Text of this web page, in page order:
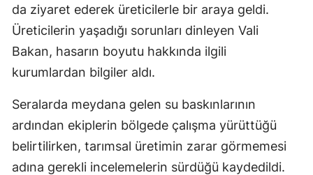
da ziyaret ederek üreticilerle bir araya geldi.
Üreticilerin yaşadığı sorunları dinleyen Vali
Bakan, hasarın boyutu hakkında ilgili
kurumlardan bilgiler aldı.
Seralarda meydana gelen su baskınlarının
ardından ekiplerin bölgede çalışma yürüttüğü
belirtilirken, tarımsal üretimin zarar görmemesi
adına gerekli incelemelerin sürdüğü kaydedildi.